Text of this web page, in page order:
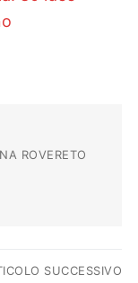
ROVERETO
SUCCESSIVO